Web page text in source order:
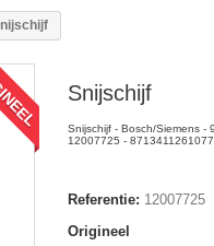
Snijschijf
Snijschijf - Bosch/Siemens
12007725 -
Referentie: 12007725
Origineel